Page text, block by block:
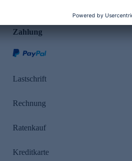
Zahlung
Lastschrift
Rechnung
Ratenkauf
Kreditkarte